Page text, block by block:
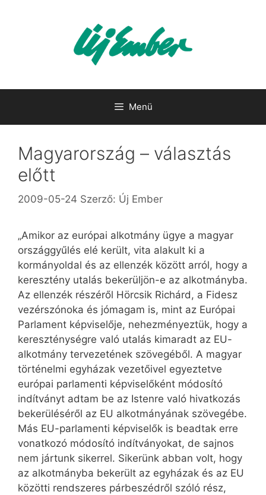
Menü
Magyarország – választás
előtt
2009-05-24 Szerző: Új Ember
„Amikor az európai alkotmány ügye a magyar
országgyűlés elé került, vita alakult ki a
kormányoldal és az ellenzék között arról, hogy a
keresztény utalás bekerüljön-e az alkotmányba.
Az ellenzék részéről Hörcsik Richárd, a Fidesz
vezérszónoka és jómagam is, mint az Európai
Parlament képviselője, nehezményeztük, hogy a
kereszténységre való utalás kimaradt az EU-
alkotmány tervezetének szövegéből. A magyar
történelmi egyházak vezetőivel egyeztetve
európai parlamenti képviselőként módosító
indítványt adtam be az Istenre való hivatkozás
bekerüléséről az EU alkotmányának szövegébe.
Más EU-parlamenti képviselők is beadtak erre
vonatkozó módosító indítványokat, de sajnos
nem jártunk sikerrel. Sikerünk abban volt, hogy
az alkotmányba bekerült az egyházak és az EU
közötti rendszeres párbeszédről szóló rész,